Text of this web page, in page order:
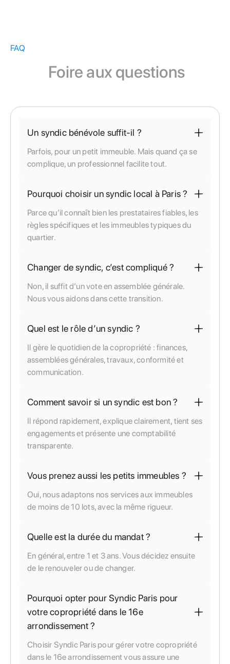
FAQ
Foire aux questions
Un syndic bénévole suffit-il ?
Parfois, pour un petit immeuble. Mais quand ça se
complique, un professionnel facilite tout.
Pourquoi choisir un syndic local à Paris ?
Parce qu’il connaît bien les prestataires fiables, les
règles spécifiques et les immeubles typiques du
quartier.
Changer de syndic, c’est compliqué ?
Non, il suffit d’un vote en assemblée générale.
Nous vous aidons dans cette transition.
Quel est le rôle d’un syndic ?
Il gère le quotidien de la copropriété : finances,
assemblées générales, travaux, conformité et
communication.
Comment savoir si un syndic est bon ?
Il répond rapidement, explique clairement, tient ses
engagements et présente une comptabilité
transparente.
Vous prenez aussi les petits immeubles ?
Oui, nous adaptons nos services aux immeubles
de moins de 10 lots, avec la même rigueur.
Quelle est la durée du mandat ?
En général, entre 1 et 3 ans. Vous décidez ensuite
de le renouveler ou de changer.
Pourquoi opter pour Syndic Paris pour
votre copropriété dans le 16e
arrondissement ?
Choisir Syndic Paris pour gérer votre copropriété
dans le 16e arrondissement vous assure une